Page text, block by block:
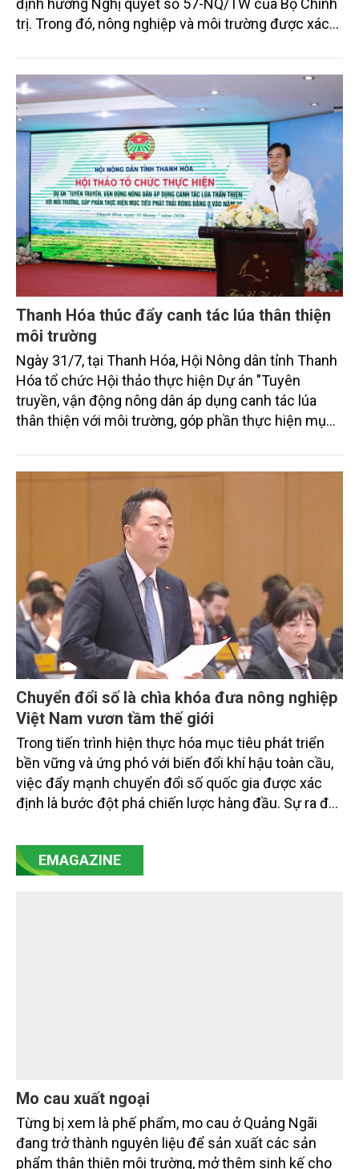
định hướng Nghị quyết số 57-NQ/TW của Bộ Chính
trị. Trong đó, nông nghiệp và môi trường được xác
sắc bởi các tiến bộ công nghệ và cam kết bền vững
toàn cầu, đặc biệt là mục tiêu đưa phát thải ròng
bằng 0 (Net-Zero) vào năm 2050.
Thanh Hóa thúc đẩy canh tác lúa thân thiện
môi trường
Ngày 31/7, tại Thanh Hóa, Hội Nông dân tỉnh Thanh
Hóa tổ chức Hội thảo thực hiện Dự án "Tuyên
truyền, vận động nông dân áp dụng canh tác lúa
thân thiện với môi trường, góp phần thực hiện mục
trình thu hút sự tham gia của đông đảo đại biểu đến
từ các cơ quan quản lý nhà nước, đơn vị nghiên cứu,
doanh nghiệp, hợp tác xã và nông dân đang trực
tiếp triển khai mô hình sản xuất lúa phát thải thấp.
Chuyển đổi số là chìa khóa đưa nông nghiệp
Việt Nam vươn tầm thế giới
Trong tiến trình hiện thực hóa mục tiêu phát triển
bền vững và ứng phó với biến đổi khí hậu toàn cầu,
việc đẩy mạnh chuyển đổi số quốc gia được xác
định là bước đột phá chiến lược hàng đầu. Sự ra đời
mạnh mẽ, thúc đẩy quá trình cải cách toàn diện,
minh bạch hóa chuỗi cung ứng và nâng cao hiệu
EMAGAZINE